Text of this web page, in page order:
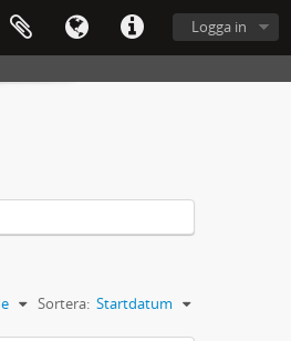
Logga in
Sortera: Startdatum